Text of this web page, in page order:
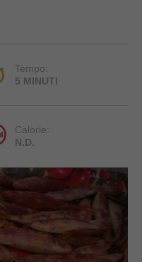
Tempo:
5 MINUTI
Calorie:
N.D.